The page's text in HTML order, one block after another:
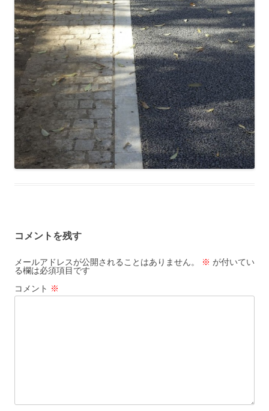
コメントを残す
メールアドレスが公開されることはありません。 ※ が付いてい
る欄は必須項目です
コメント ※